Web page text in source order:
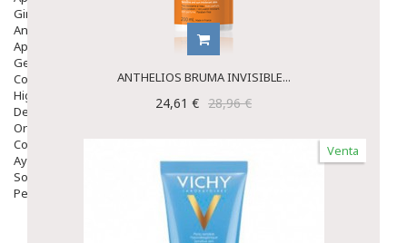
Ginecología
Anticonceptivos
Aparato Genital
Gente Mayor
Cosmética
Higiene
Dentales
Ortopedia
Complementos Nutricionales.
Ayudas
Solares
Pedido express
ANTHELIOS BRUMA INVISIBLE...
24,61 € 28,96 €
Venta